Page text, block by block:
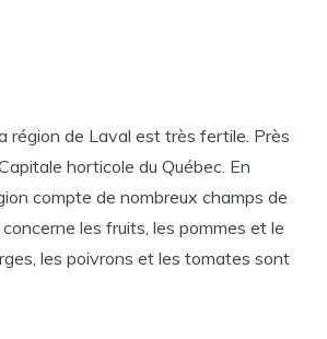
région de Laval est très fertile. Près
horticole du Québec. En
compte de nombreux champs de
les fruits, les pommes et le
les poivrons et les tomates sont